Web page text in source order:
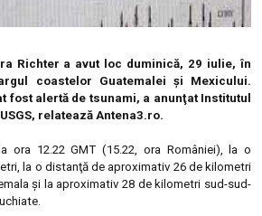
Richter a avut loc duminică, 29 iulie, în
coastelor Guatemalei şi Mexicului.
fost alertă de tsunami, a anunţat Institutul
relatează Antena3.ro.
ora 12.22 GMT (15.22, ora României), la o
la o distanţă de aproximativ 26 de kilometri
şi la aproximativ 28 de kilometri sud-sud-